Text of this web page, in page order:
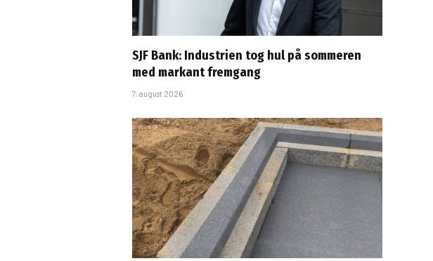
SJF Bank: Industrien tog hul på sommeren
med markant fremgang
7. august 2026